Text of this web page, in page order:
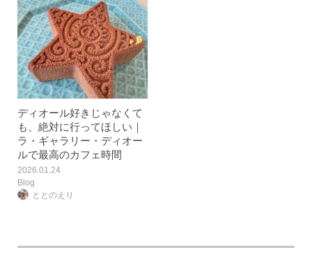
ディオール好きじゃなくて
も、絶対に行ってほしい｜
ラ・ギャラリー・ディオー
ルで最高のカフェ時間
2026.01.24
Blog
ととのえり